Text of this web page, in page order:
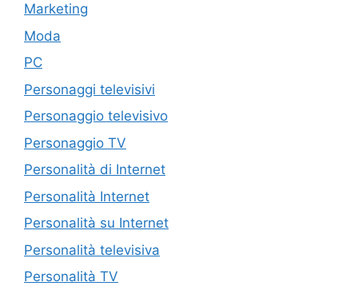
Marketing
Moda
PC
Personaggi televisivi
Personaggio televisivo
Personaggio TV
Personalità di Internet
Personalità Internet
Personalità su Internet
Personalità televisiva
Personalità TV